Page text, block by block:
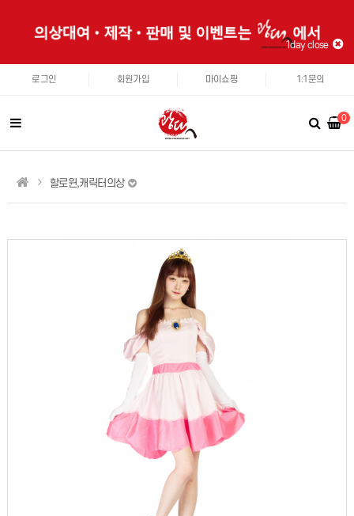
1day close
로그인 회원가입 마이쇼핑 1:1문의
0
할로윈,캐릭터의상